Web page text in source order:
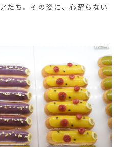
たち。その姿に、心躍らない